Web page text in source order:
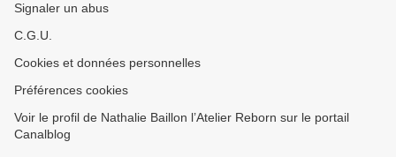
Signaler un abus
C.G.U.
Cookies et données personnelles
Préférences cookies
Voir le profil de Nathalie Baillon l’Atelier Reborn sur le portail
Canalblog